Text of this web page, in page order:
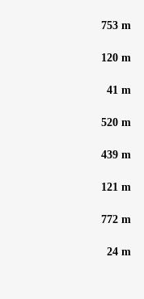
753 m
120 m
41 m
520 m
439 m
121 m
772 m
24 m